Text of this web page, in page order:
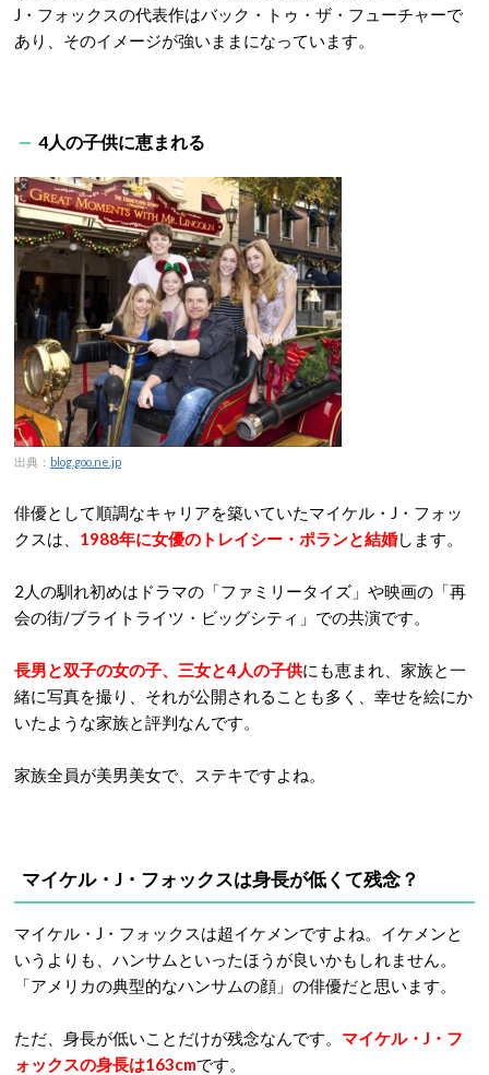
J・フォックスの代表作はバック・トゥ・ザ・フューチャーで
あり、そのイメージが強いままになっています。
4人の子供に恵まれる
出典： blog.goo.ne.jp
俳優として順調なキャリアを築いていたマイケル・J・フォッ
クスは、 1988年に女優のトレイシー・ポランと結婚します。
2人の馴れ初めはドラマの「ファミリータイズ」や映画の「再
会の街/ブライトライツ・ビッグシティ」での共演です。
長男と双子の女の子、三女と4人の子供にも恵まれ、家族と一
緒に写真を撮り、それが公開されることも多く、幸せを絵にか
いたような家族と評判なんです。
家族全員が美男美女で、ステキですよね。
マイケル・J・フォックスは身長が低くて残念？
マイケル・J・フォックスは超イケメンですよね。イケメンと
いうよりも、ハンサムといったほうが良いかもしれません。
「アメリカの典型的なハンサムの顔」の俳優だと思います。
ただ、身長が低いことだけが残念なんです。 マイケル・J・フ
ォックスの身長は163cmです。